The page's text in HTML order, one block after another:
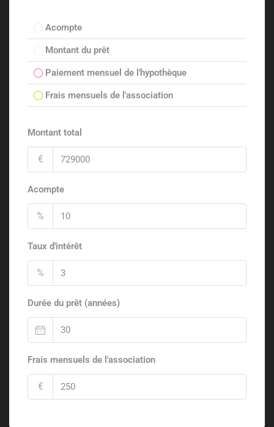
Acompte
Montant du prêt
Paiement mensuel de l'hypothèque
Frais mensuels de l'association
Montant total
€
Acompte
%
Taux d'intérêt
%
Durée du prêt (années)
Frais mensuels de l'association
€